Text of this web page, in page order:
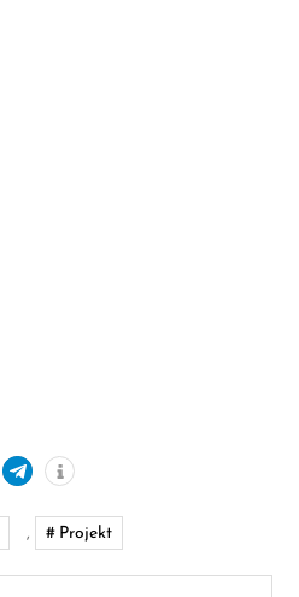
, Projekt